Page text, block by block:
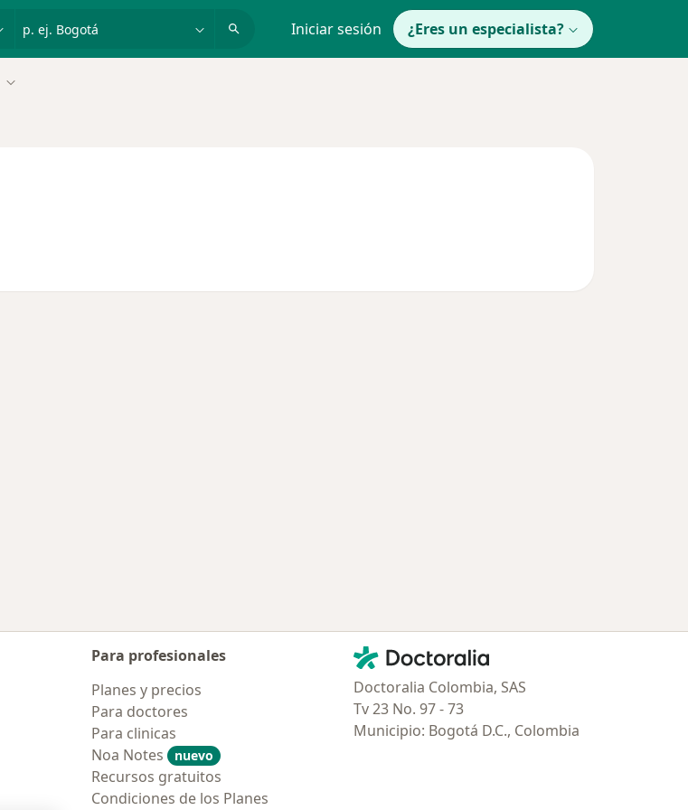
p. ej. Bogotá Iniciar sesión ¿Eres un especialista?
Cambiar de ciudad
Para profesionales
Planes y precios
Para doctores
Para clinicas
Noa Notes
nuevo
Recursos gratuitos
Condiciones de los Planes
Contacto
Doctoralia - Página de inicio
Doctoralia Colombia, SAS
Tv 23 No. 97 - 73
Municipio: Bogotá D.C., Colombia